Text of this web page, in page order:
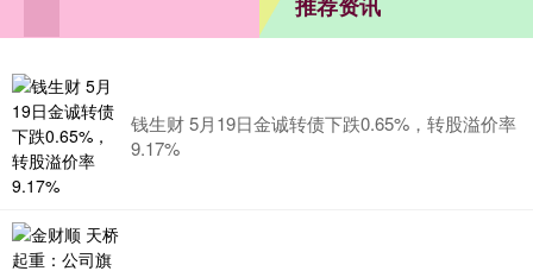
钱生财 5月19日金诚转债下跌0.65%，转股溢价率
9.17%